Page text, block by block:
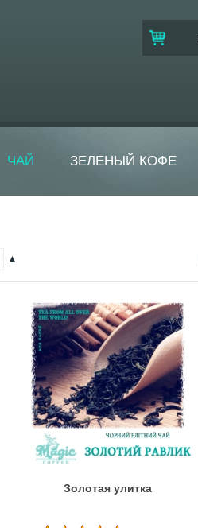
ЧАЙ ЗЕЛЕНЫЙ КОФЕ
▲
Золотая улитка